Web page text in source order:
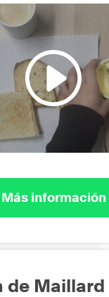
Más información
de Maillard